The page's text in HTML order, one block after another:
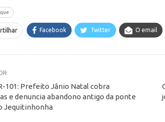
Facebook Twitter O email
101: Prefeito Jânio Natal cobra
e denuncia abandono antigo da ponte
Jequitinhonha